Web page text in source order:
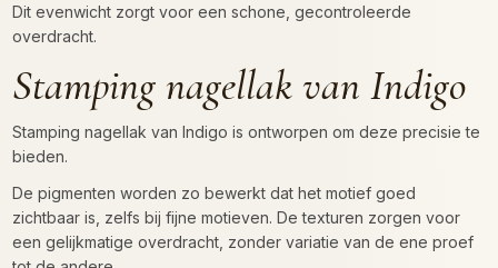
Dit evenwicht zorgt voor een schone, gecontroleerde
overdracht.
Stamping nagellak van Indigo
Stamping nagellak van Indigo is ontworpen om deze precisie te
bieden.
De pigmenten worden zo bewerkt dat het motief goed
zichtbaar is, zelfs bij fijne motieven. De texturen zorgen voor
een gelijkmatige overdracht, zonder variatie van de ene proef